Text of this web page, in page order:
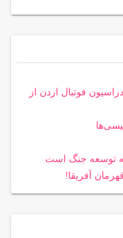
فوتبال اردن از
توسعه جنگ است